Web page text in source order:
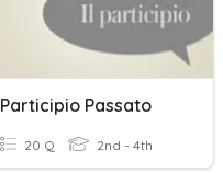
Participio Passato
20 Q 2nd - 4th